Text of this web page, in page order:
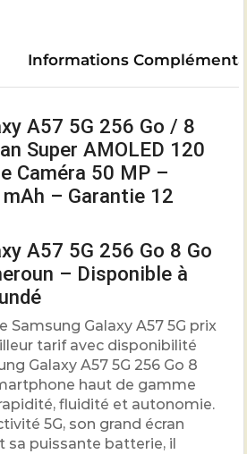
Informations
A57 5G 256 Go / 8
Super AMOLED 120
Caméra 50 MP –
– Garantie 12
A57 5G 256 Go 8 Go
– Disponible à
Samsung Galaxy A57 5G prix
tarif avec disponibilité
Galaxy A57 5G 256 Go 8
haut de gamme
fluidité et autonomie.
5G, son grand écran
sa puissante batterie, il